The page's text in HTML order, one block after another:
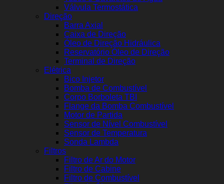
Válvula Termostática
Direção
Barra Axial
Caixa de Direção
Óleo de Direção Hidráulica
Reservatório Óleo de Direção
Terminal de Direção
Elétrica
Bico Injetor
Bomba de Combustível
Corpo Borboleta TBI
Flange da Bomba Combustível
Motor de Partida
Sensor de Nível Combustível
Sensor de Temperatura
Sonda Lambda
Filtros
Filtro de Ar do Motor
Filtro de Cabine
Filtro de Combustível